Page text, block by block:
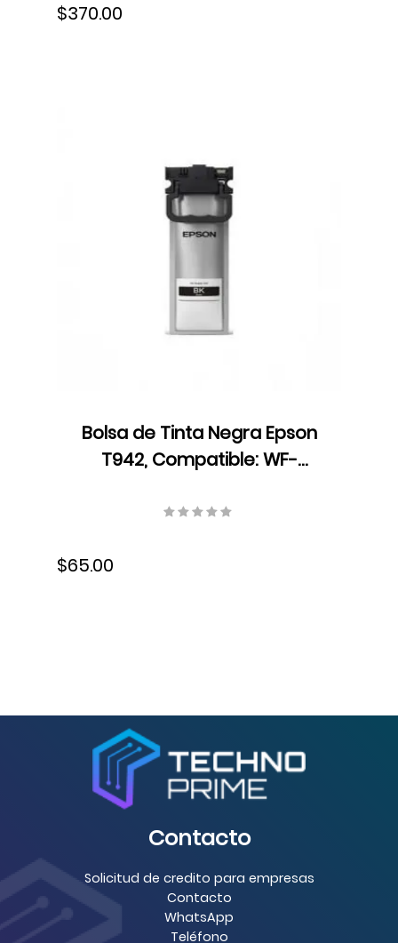
$370.00
Bolsa de Tinta Negra Epson
T942, Compatible: WF-
10000 pág., 136 ml, S-T942120-
$65.00
Contacto
Solicitud de credito para empresas
Contacto
WhatsApp
Teléfono